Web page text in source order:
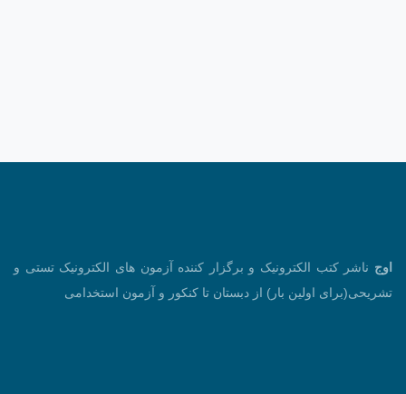
اوج ناشر کتب الکترونیک و برگزار کننده آزمون های الکترونیک تستی و
تشریحی(برای اولین بار) از دبستان تا کنکور و آزمون استخدامی